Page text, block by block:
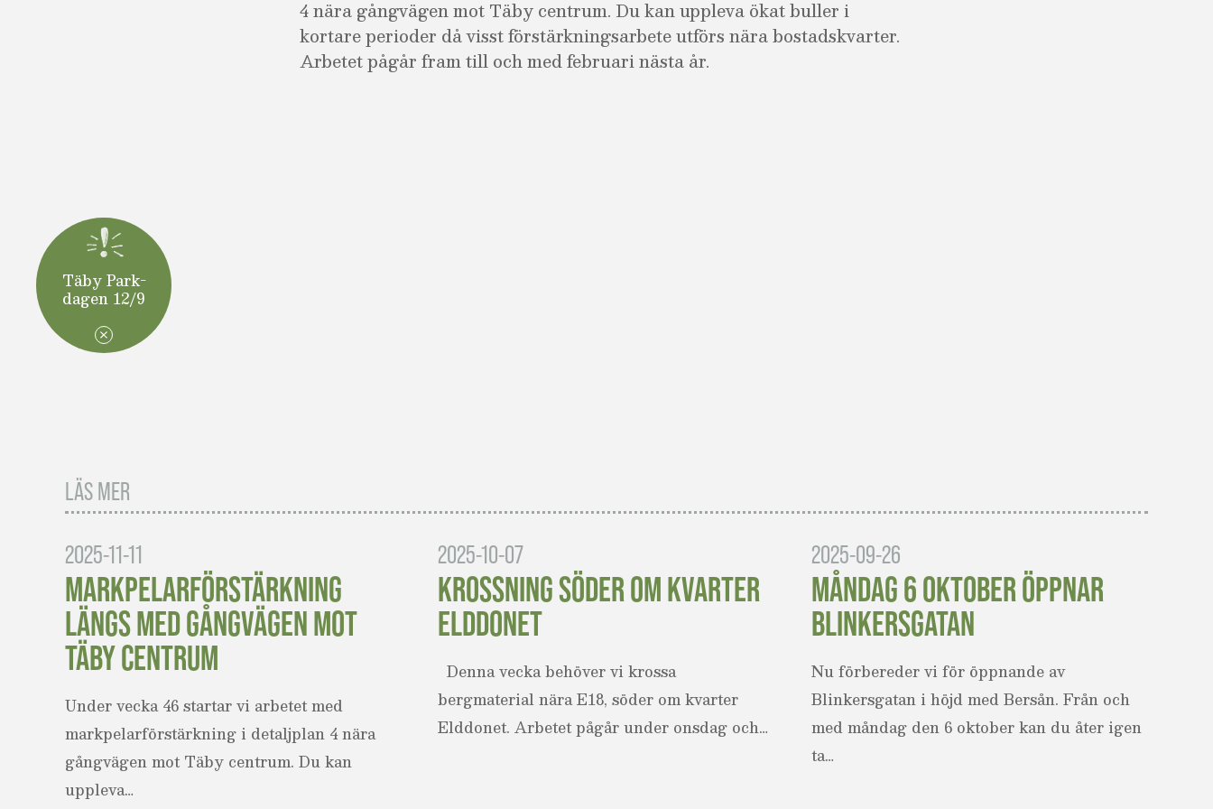
4 nära gångvägen mot Täby centrum. Du kan uppleva ökat buller i
kortare perioder då visst förstärkningsarbete utförs nära bostadskvarter.
Arbetet pågår fram till och med februari nästa år.
LÄS MER
2025-11-11
MARKPELARFÖRSTÄRKNING
LÄNGS MED GÅNGVÄGEN MOT
TÄBY CENTRUM
Under vecka 46 startar vi arbetet med
markpelarförstärkning i detaljplan 4 nära
gångvägen mot Täby centrum. Du kan
uppleva…
2025-10-07
KROSSNING SÖDER OM KVARTER
ELDDONET
Denna vecka behöver vi krossa
bergmaterial nära E18, söder om kvarter
Elddonet. Arbetet pågår under onsdag och…
2025-09-26
MÅNDAG 6 OKTOBER ÖPPNAR
BLINKERSGATAN
Nu förbereder vi för öppnande av
Blinkersgatan i höjd med Bersån. Från och
med måndag den 6 oktober kan du åter igen
ta…
Täby Park-
dagen 12/9